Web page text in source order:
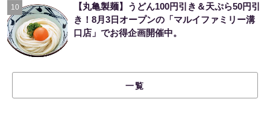
10
【丸亀製麺】うどん100円引き＆天ぷら50円引
き！8月3日オープンの「マルイファミリー溝
口店」でお得企画開催中。
一覧